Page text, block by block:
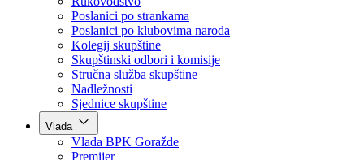
Skupština
Skupština BPK Goražde
Rukovodstvo
Poslanici po strankama
Poslanici po klubovima naroda
Kolegij skupštine
Skupštinski odbori i komisije
Stručna služba skupštine
Nadležnosti
Sjednice skupštine